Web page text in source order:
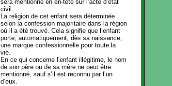
sera mentionné en en-tête sur l’acte d’état
civil.
La religion de cet enfant sera déterminée
selon la confession majoritaire dans la région
où il a été trouvé. Cela signifie que l’enfant
porte, automatiquement, dès sa naissance,
une marque confessionnelle pour toute la
vie.
En ce qui concerne l’enfant illégitime, le nom
de son père ou de sa mère ne peut être
mentionné, sauf s’il est reconnu par l’un
d’eux.